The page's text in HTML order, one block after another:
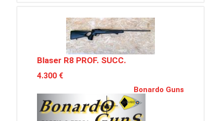
Blaser R8 PROF. SUCC.
4.300 €
Bonardo Guns